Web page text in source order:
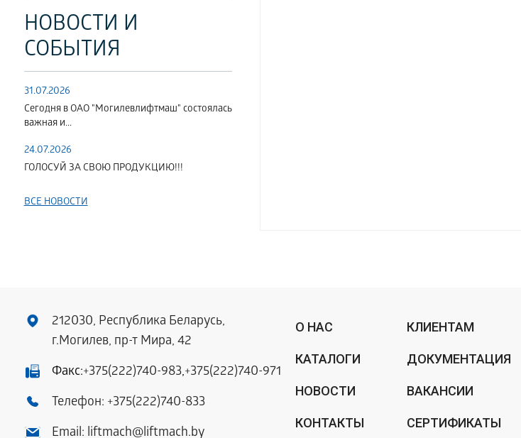
НОВОСТИ И
СОБЫТИЯ
31.07.2026
Сегодня в ОАО "Могилевлифтмаш" состоялась
важная и...
24.07.2026
ГОЛОСУЙ ЗА СВОЮ ПРОДУКЦИЮ!!!
ВСЕ НОВОСТИ
212030, Республика Беларусь,
г.Могилев, пр-т Мира, 42
Факс:+375(222)740-983,+375(222)740-971
Телефон: +375(222)740-833
Email: liftmach@liftmach.by
О НАС
КАТАЛОГИ
НОВОСТИ
КОНТАКТЫ
КЛИЕНТАМ
ДОКУМЕНТАЦИЯ
ВАКАНСИИ
СЕРТИФИКАТЫ